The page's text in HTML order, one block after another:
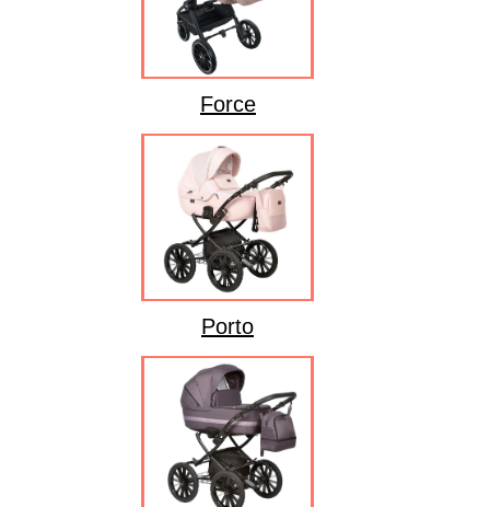
Force
Porto